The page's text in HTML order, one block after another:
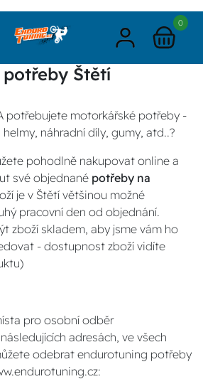
0
Štětí
potřebujete motorkářské potřeby -
náhradní díly, gumy, atd..?
pohodlně nakupovat online a
své objednané potřeby na
je v Štětí většinou možné
pracovní den od objednání.
zboží skladem, aby jsme vám ho
- dostupnost zboží vidíte
pro osobní odběr
adresách, ve všech
odebrat endurotuning potřeby